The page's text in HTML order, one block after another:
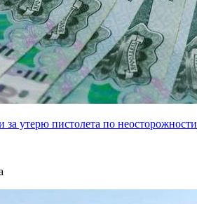
утерю пистолета по неосторожности